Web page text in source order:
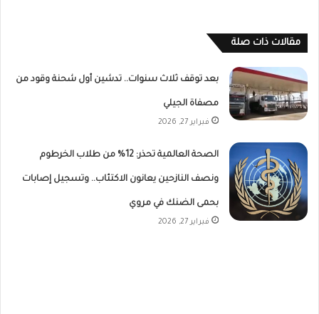
مقالات ذات صلة
بعد توقف ثلاث سنوات.. تدشين أول شحنة وقود من
مصفاة الجيلي
فبراير 27, 2026
الصحة العالمية تحذر: 12% من طلاب الخرطوم
ونصف النازحين يعانون الاكتئاب.. وتسجيل إصابات
بحمى الضنك في مروي
فبراير 27, 2026